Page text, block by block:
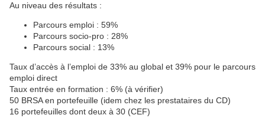
Au niveau des résultats :
Parcours emploi : 59%
Parcours socio-pro : 28%
Parcours social : 13%
Taux d’accès à l’emploi de 33% au global et 39% pour le parcours
emploi direct
Taux entrée en formation : 6% (à vérifier)
50 BRSA en portefeuille (idem chez les prestataires du CD)
16 portefeuilles dont deux à 30 (CEF)